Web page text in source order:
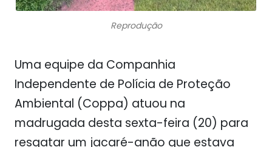
Reprodução
Uma equipe da Companhia
Independente de Polícia de Proteção
Ambiental (Coppa) atuou na
madrugada desta sexta-feira (20) para
resgatar um jacaré-anão que estava